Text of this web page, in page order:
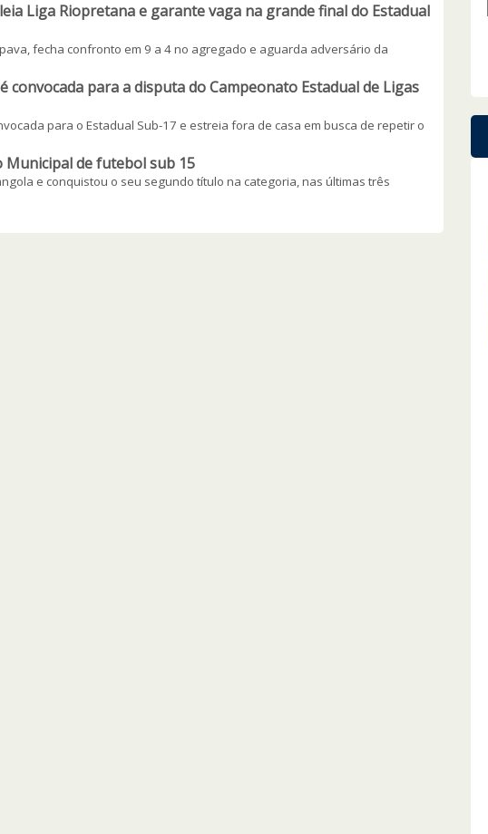
Liga Riopretana e garante vaga na grande final do Estadual
fecha confronto em 9 a 4 no agregado e aguarda adversário da
convocada para a disputa do Campeonato Estadual de Ligas
para o Estadual Sub-17 e estreia fora de casa em busca de repetir o
Municipal de futebol sub 15
e conquistou o seu segundo título na categoria, nas últimas três